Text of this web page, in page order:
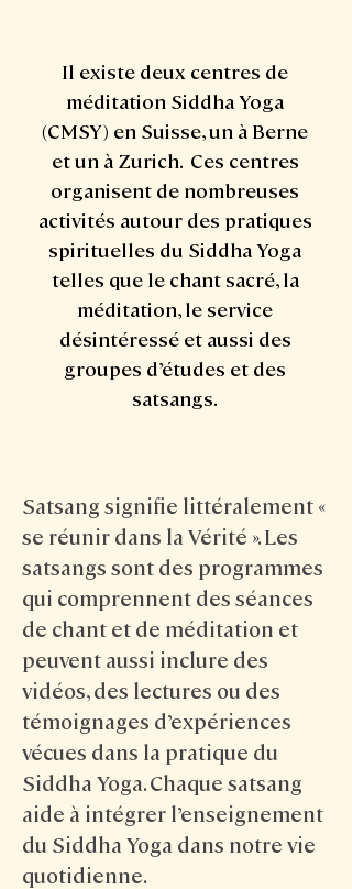
Il existe deux centres de
méditation Siddha Yoga
(CMSY) en Suisse, un à Berne
et un à Zurich. Ces centres
organisent de nombreuses
activités autour des pratiques
spirituelles du Siddha Yoga
telles que le chant sacré, la
méditation, le service
désintéressé et aussi des
groupes d’études et des
satsangs.
Satsang signifie littéralement «
se réunir dans la Vérité ». Les
satsangs sont des programmes
qui comprennent des séances
de chant et de méditation et
peuvent aussi inclure des
vidéos, des lectures ou des
témoignages d’expériences
vécues dans la pratique du
Siddha Yoga. Chaque satsang
aide à intégrer l’enseignement
du Siddha Yoga dans notre vie
quotidienne.